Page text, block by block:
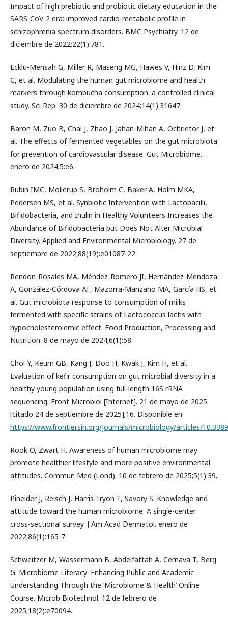
Impact of high prebiotic and probiotic dietary education in the
SARS-CoV-2 era: improved cardio-metabolic profile in
schizophrenia spectrum disorders. BMC Psychiatry. 12 de
diciembre de 2022;22(1):781.
Ecklu-Mensah G, Miller R, Maseng MG, Hawes V, Hinz D, Kim
C, et al. Modulating the human gut microbiome and health
markers through kombucha consumption: a controlled clinical
study. Sci Rep. 30 de diciembre de 2024;14(1):31647.
Baron M, Zuo B, Chai J, Zhao J, Jahan-Mihan A, Ochrietor J, et
al. The effects of fermented vegetables on the gut microbiota
for prevention of cardiovascular disease. Gut Microbiome.
enero de 2024;5:e6.
Rubin IMC, Mollerup S, Broholm C, Baker A, Holm MKA,
Pedersen MS, et al. Synbiotic Intervention with Lactobacilli,
Bifidobacteria, and Inulin in Healthy Volunteers Increases the
Abundance of Bifidobacteria but Does Not Alter Microbial
Diversity. Applied and Environmental Microbiology. 27 de
septiembre de 2022;88(19):e01087-22.
Rendon-Rosales MA, Méndez-Romero JI, Hernández-Mendoza
A, González-Córdova AF, Mazorra-Manzano MA, García HS, et
al. Gut microbiota response to consumption of milks
fermented with specific strains of Lactococcus lactis with
hypocholesterolemic effect. Food Production, Processing and
Nutrition. 8 de mayo de 2024;6(1):58.
Choi Y, Keum GB, Kang J, Doo H, Kwak J, Kim H, et al.
Evaluation of kefir consumption on gut microbial diversity in a
healthy young population using full-length 16S rRNA
sequencing. Front Microbiol [Internet]. 21 de mayo de 2025
[citado 24 de septiembre de 2025];16. Disponible en:
https://www.frontiersin.org/journals/microbiology/articles/
Rook O, Zwart H. Awareness of human microbiome may
promote healthier lifestyle and more positive environmental
attitudes. Commun Med (Lond). 10 de febrero de 2025;5(1):39.
Pineider J, Reisch J, Harris-Tryon T, Savory S. Knowledge and
attitude toward the human microbiome: A single-center
cross-sectional survey. J Am Acad Dermatol. enero de
2022;86(1):165-7.
Schweitzer M, Wassermann B, Abdelfattah A, Cernava T, Berg
G. Microbiome Literacy: Enhancing Public and Academic
Understanding Through the ‘Microbiome & Health’ Online
Course. Microb Biotechnol. 12 de febrero de
2025;18(2):e70094.